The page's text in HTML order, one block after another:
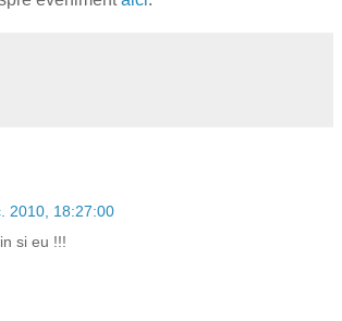
2010, 18:27:00
si eu !!!